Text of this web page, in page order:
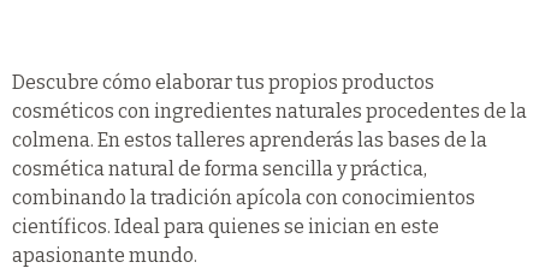
Descubre cómo elaborar tus propios productos
cosméticos con ingredientes naturales procedentes de la
colmena. En estos talleres aprenderás las bases de la
cosmética natural de forma sencilla y práctica,
combinando la tradición apícola con conocimientos
científicos. Ideal para quienes se inician en este
apasionante mundo.